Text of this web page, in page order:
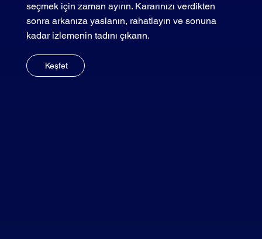
seçmek için zaman ayırın. Kararınızı verdikten
sonra arkanıza yaslanın, rahatlayın ve sonuna
kadar izlemenin tadını çıkarın.
Keşfet